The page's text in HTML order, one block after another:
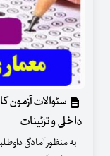
سئوالات آزمون
داخلی و تزئینات
به منظور آمادگی